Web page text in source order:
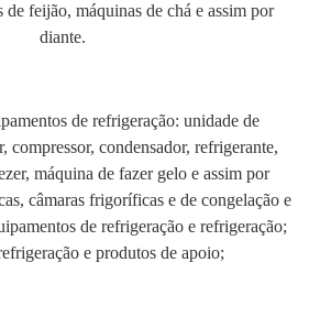
de feijão, máquinas de chá e assim por
diante.
de refrigeração: unidade de
compressor, condensador, refrigerante,
máquina de fazer gelo e assim por
câmaras frigoríficas e de congelação e
de refrigeração e refrigeração;
e produtos de apoio;